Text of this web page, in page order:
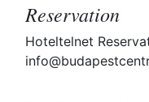
Reservation
Hoteltelnet